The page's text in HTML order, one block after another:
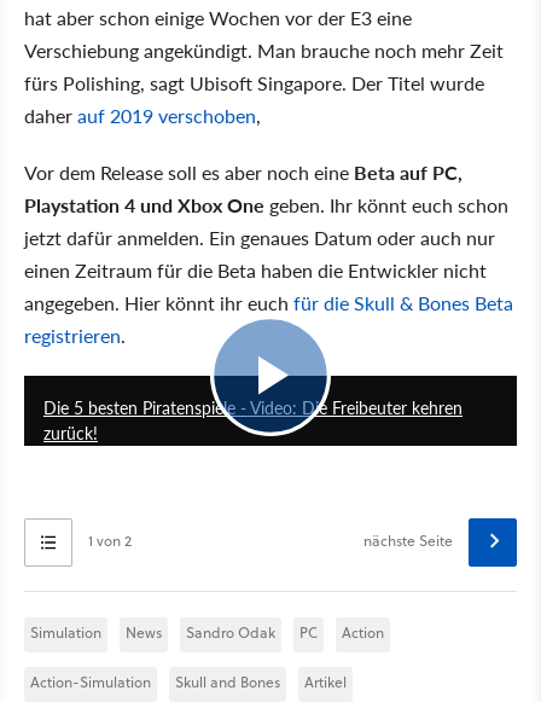
hat aber schon einige Wochen vor der E3 eine
Verschiebung angekündigt. Man brauche noch mehr Zeit
fürs Polishing, sagt Ubisoft Singapore. Der Titel wurde
daherauf 2019 verschoben,
Vor dem Release soll es aber noch eine Beta auf PC,
Playstation 4 und Xbox One geben. Ihr könnt euch schon
jetzt dafür anmelden. Ein genaues Datum oder auch nur
einen Zeitraum für die Beta haben die Entwickler nicht
angegeben. Hier könnt ihr euch für die Skull & Bones Beta
registrieren.
Die 5 besten Piratenspiele - Video: Die Freibeuter kehren
zurück!
1 von 2 nächste Seite
Simulation News Sandro Odak PC Action
Action-Simulation Skull and Bones Artikel